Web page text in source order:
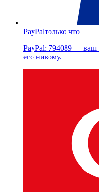
PayPalтолько что
PayPal: 794089 — ваш
его никому.